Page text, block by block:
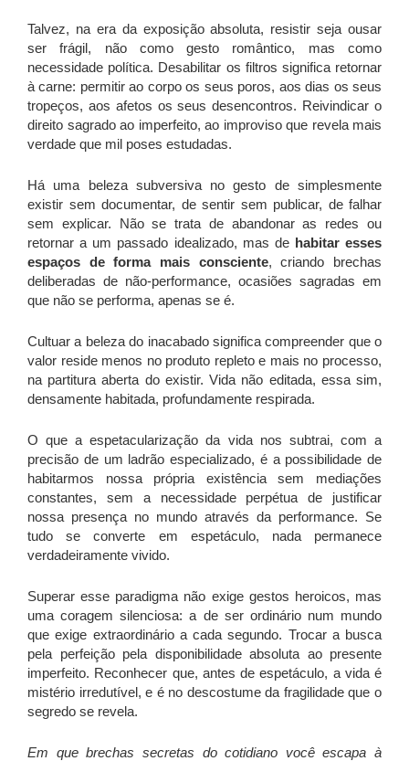
Talvez, na era da exposição absoluta, resistir seja ousar
ser frágil, não como gesto romântico, mas como
necessidade política. Desabilitar os filtros significa retornar
à carne: permitir ao corpo os seus poros, aos dias os seus
tropeços, aos afetos os seus desencontros. Reivindicar o
direito sagrado ao imperfeito, ao improviso que revela mais
verdade que mil poses estudadas.
Há uma beleza subversiva no gesto de simplesmente
existir sem documentar, de sentir sem publicar, de falhar
sem explicar. Não se trata de abandonar as redes ou
retornar a um passado idealizado, mas de habitar esses
espaços de forma mais consciente, criando brechas
deliberadas de não-performance, ocasiões sagradas em
que não se performa, apenas se é.
Cultuar a beleza do inacabado significa compreender que o
valor reside menos no produto repleto e mais no processo,
na partitura aberta do existir. Vida não editada, essa sim,
densamente habitada, profundamente respirada.
O que a espetacularização da vida nos subtrai, com a
precisão de um ladrão especializado, é a possibilidade de
habitarmos nossa própria existência sem mediações
constantes, sem a necessidade perpétua de justificar
nossa presença no mundo através da performance. Se
tudo se converte em espetáculo, nada permanece
verdadeiramente vivido.
Superar esse paradigma não exige gestos heroicos, mas
uma coragem silenciosa: a de ser ordinário num mundo
que exige extraordinário a cada segundo. Trocar a busca
pela perfeição pela disponibilidade absoluta ao presente
imperfeito. Reconhecer que, antes de espetáculo, a vida é
mistério irredutível, e é no descostume da fragilidade que o
segredo se revela.
Em que brechas secretas do cotidiano você escapa à